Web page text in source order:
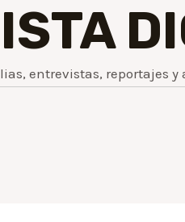
entrevistas, reportajes y